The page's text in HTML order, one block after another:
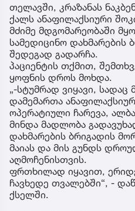
თელავში, კრაზანას
ქალს ანაფილაქსიური
მძიმე მდგომარეობაში
სამედიცინო დახმარების
შედეგად გადარჩა.
პაციენტის თქმით,
ყოფნის დროს მოხდა.
„-სტუმრად ვიყავი, სადაც
დამემართა
ოპერატიული ჩარევა,
მინდა მადლობა
დახმარების ბრიგადის
მაიას და მის გუნდს
აღმოჩენისთვის.
ფრთხილად იყავით,
ჩავხედე თვალებში“, -
ქსელში.